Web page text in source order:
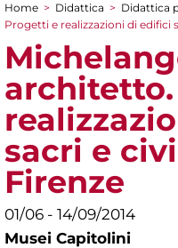
Tu sei qui
Home > Didattica > Didattica
Progetti e realizzazioni di edifici
sacri e
Firenze
01/06 - 14/09/2014
Musei Capitolini